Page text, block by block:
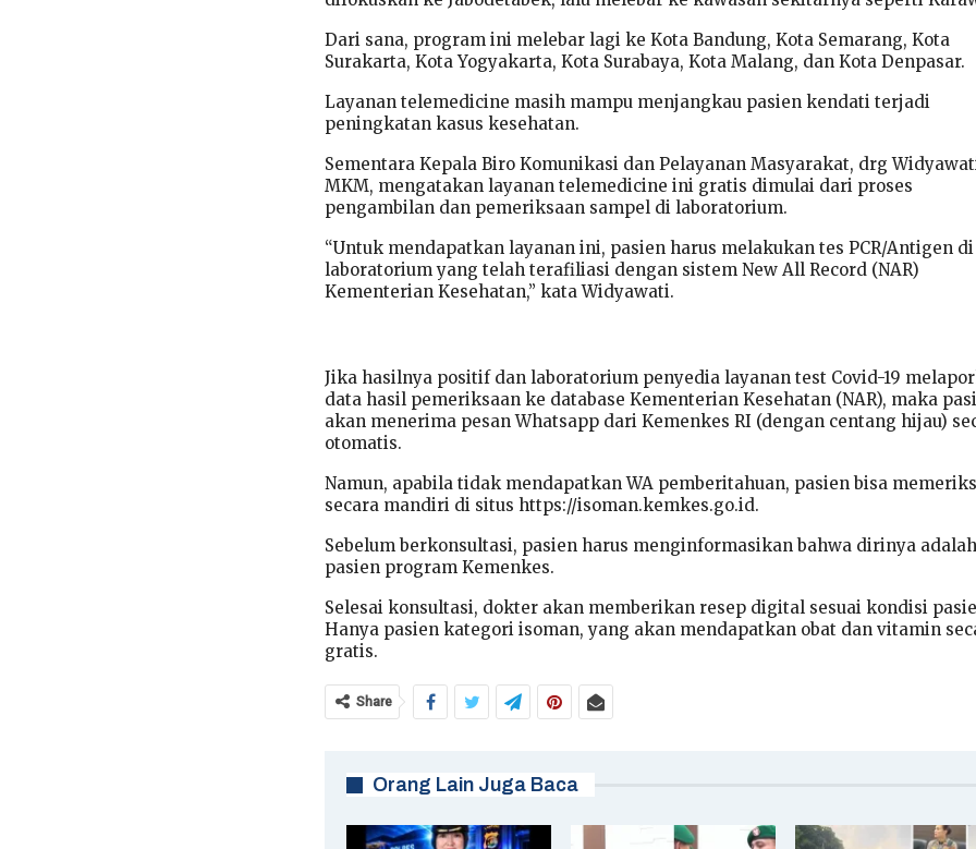
Dari sana, program ini melebar lagi ke Kota Bandung, Kota Semarang, Kota
Surakarta, Kota Yogyakarta, Kota Surabaya, Kota Malang, dan Kota Denpasar.
Layanan telemedicine masih mampu menjangkau pasien kendati terjadi
peningkatan kasus kesehatan.
Sementara Kepala Biro Komunikasi dan Pelayanan Masyarakat, drg
MKM, mengatakan layanan telemedicine ini gratis dimulai dari proses
pengambilan dan pemeriksaan sampel di laboratorium.
“Untuk mendapatkan layanan ini, pasien harus melakukan tes PCR/Antigen di
laboratorium yang telah terafiliasi dengan sistem New All Record (NAR)
Kementerian Kesehatan,” kata Widyawati.
Jika hasilnya positif dan laboratorium penyedia layanan test Covid-19
data hasil pemeriksaan ke database Kementerian Kesehatan (NAR), maka
akan menerima pesan Whatsapp dari Kemenkes RI (dengan centang hijau)
otomatis.
Namun, apabila tidak mendapatkan WA pemberitahuan, pasien bisa
secara mandiri di situs https://isoman.kemkes.go.id.
Sebelum berkonsultasi, pasien harus menginformasikan bahwa dirinya adalah
pasien program Kemenkes.
Selesai konsultasi, dokter akan memberikan resep digital sesuai kondisi
Hanya pasien kategori isoman, yang akan mendapatkan obat dan vitamin
gratis.
Share
Orang Lain Juga Baca